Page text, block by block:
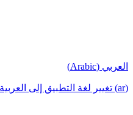
العربي (Arabic)
(ar) تغيير لغة التطبيق إلى العربية